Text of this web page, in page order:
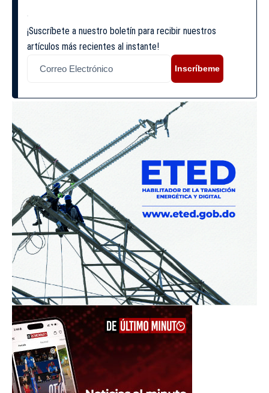
¡Suscríbete a nuestro boletín para recibir nuestros
artículos más recientes al instante!
Inscríbeme